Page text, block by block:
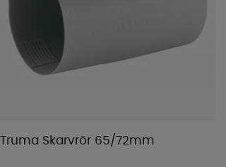
Truma Skarvrör 65/72mm